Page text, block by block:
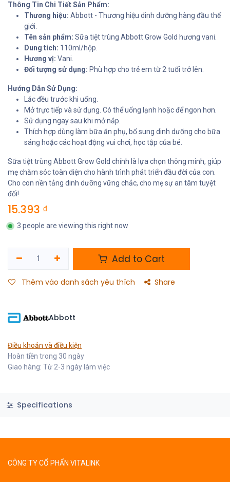
Thông Tin Chi Tiết Sản Phẩm:
Thương hiệu: Abbott - Thương hiệu dinh dưỡng hàng đầu thế
giới.
Tên sản phẩm: Sữa tiệt trùng Abbott Grow Gold hương vani.
Dung tích: 110ml/hộp.
Hương vị: Vani.
Đối tượng sử dụng: Phù hợp cho trẻ em từ 2 tuổi trở lên.
Hướng Dẫn Sử Dụng:
Lắc đều trước khi uống.
Mở trực tiếp và sử dụng. Có thể uống lạnh hoặc để ngon hơn.
Sử dụng ngay sau khi mở nắp.
Thích hợp dùng làm bữa ăn phụ, bổ sung dinh dưỡng cho bữa
sáng hoặc các hoạt động vui chơi, học tập của bé.
Sữa tiệt trùng Abbott Grow Gold chính là lựa chọn thông minh, giúp
mẹ chăm sóc toàn diện cho hành trình phát triển đầu đời của con.
Cho con nền tảng dinh dưỡng vững chắc, cho mẹ sự an tâm tuyệt
đối!
15.393 ₫
3 people are viewing this right now
Add to Cart
Thêm vào danh sách yêu thích Share
Abbott
Điều khoản và điều kiện
Hoàn tiền trong 30 ngày
Giao hàng: Từ 2-3 ngày làm việc
Specifications
CÔNG TY CỔ PHẨN VITALINK